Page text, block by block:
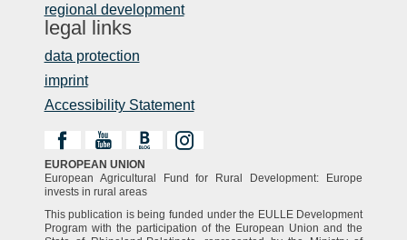
regional development
legal links
data protection
imprint
Accessibility Statement
EUROPEAN UNION
European Agricultural Fund for Rural Development: Europe
invests in rural areas
This publication is being funded under the EULLE Development
Program with the participation of the European Union and the